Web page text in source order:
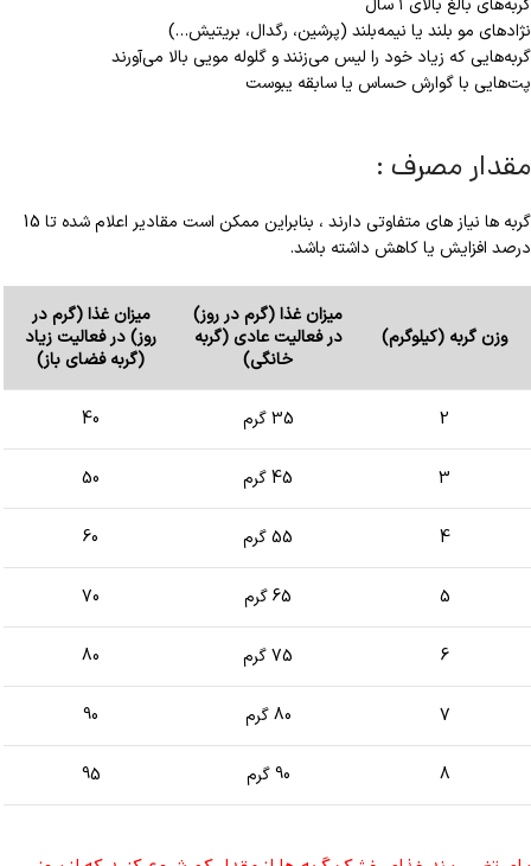
گربه‌های بالغ بالای ۱ سال
نژادهای مو بلند یا نیمه‌بلند (پرشین، رگدال، بریتیش…)
گربه‌هایی که زیاد خود را لیس می‌زنند و گلوله مویی بالا می‌آورند
پت‌هایی با گوارش حساس یا سابقه یبوست
مقدار مصرف :
گربه ها نیاز های متفاوتی دارند ، بنابراین ممکن است مقادیر اعلام شده تا 15
درصد افزایش یا کاهش داشته باشد.
وزن گربه (کیلوگرم)
میزان غذا (گرم در روز)
در فعالیت عادی (گربه
خانگی)
میزان غذا (گرم در
روز) در فعالیت زیاد
(گربه فضای باز)
2 35 گرم 40
3 45 گرم 50
4 55 گرم 60
5 65 گرم 70
6 75 گرم 80
7 80 گرم 90
8 90 گرم 95